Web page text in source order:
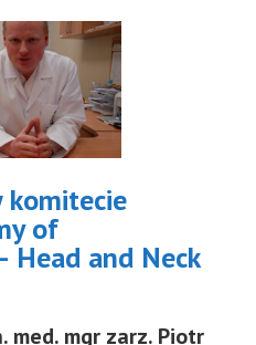
komitecie
of
and Neck
med. mgr zarz. Piotr